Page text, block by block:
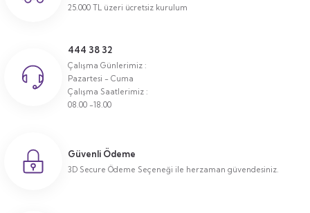
25.000 TL üzeri ücretsiz kurulum
444 38 32
Çalışma Günlerimiz :
Pazartesi - Cuma
Çalışma Saatlerimiz :
08.00 -18.00
Güvenli Ödeme
3D Secure Ödeme Seçeneği ile herzaman güvendesiniz.